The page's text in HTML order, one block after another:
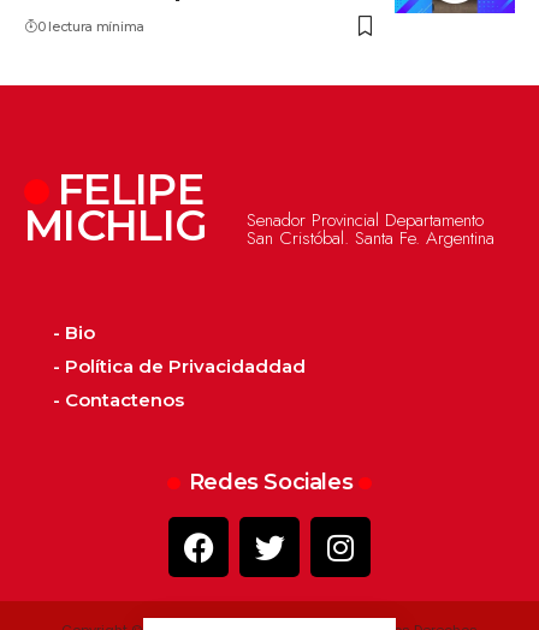
0 lectura mínima
FELIPE
MICHLIG Senador Provincial Departamento
San Cristóbal. Santa Fe. Argentina
- Bio
- Política de Privacidaddad
- Contactenos
Redes Sociales